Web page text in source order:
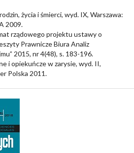
życia i śmierci, wyd. IX, Warszawa:
2009.
rządowego projektu ustawy o
Prawnicze Biura Analiz
2015, nr 4(48), s. 183-196.
i opiekuńcze w zarysie, wyd. II,
Polska 2011.